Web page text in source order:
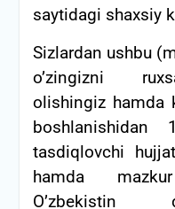
saytidagi shaxsiy
Sizlardan ushbu
o’zingizni
olishingiz hamda
tasdiqlovchi
hamda
O’zbekistin